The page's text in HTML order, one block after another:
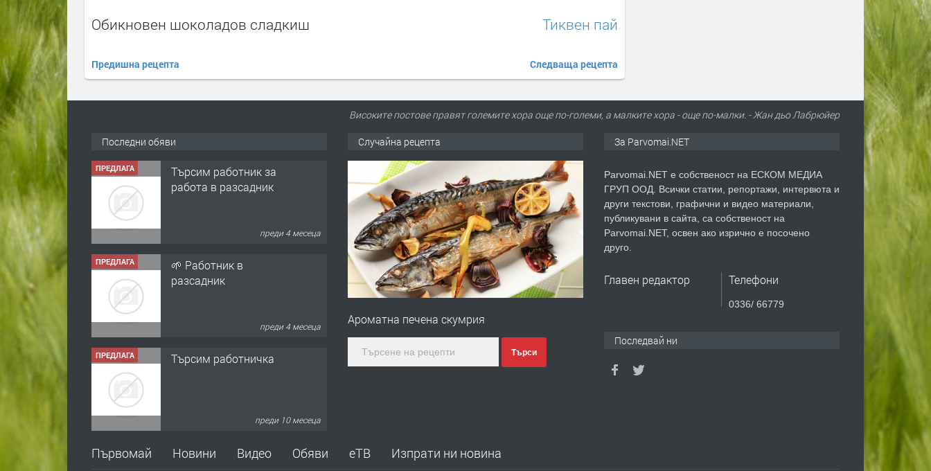
Обикновен шоколадов сладкиш
Предишна рецепта
Тиквен пай
Следваща рецепта
Високите постове правят големите хора още по-големи, а малките хора - още по-малки. - Жан дьо Лабрюйер
Последни обяви
ПРЕДЛАГА
Търсим работник за
работа в разсадник
преди 4 месеца
ПРЕДЛАГА
🌱 Работник в
разсадник
преди 4 месеца
ПРЕДЛАГА Търсим работничка
преди 10 месеца
ПРЕДЛАГА
Продава употребявани
Случайна рецепта
Ароматна печена скумрия
Търси
За Parvomai.NET
Parvomai.NET е собственост на ЕСКОМ МЕДИА
ГРУП ООД. Всички статии, репортажи, интервюта и
други текстови, графични и видео материали,
публикувани в сайта, са собственост на
Parvomai.NET, освен ако изрично е посочено
друго.
Главен редактор Телефони
0336/ 66779
Последвай ни
Първомай Новини Видео Обяви еТВ Изпрати ни новина